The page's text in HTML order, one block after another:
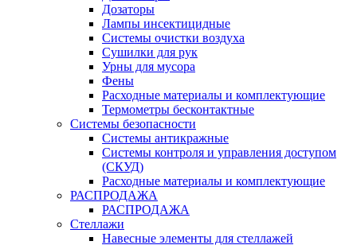
Дозаторы
Лампы инсектицидные
Системы очистки воздуха
Сушилки для рук
Урны для мусора
Фены
Расходные материалы и комплектующие
Термометры бесконтактные
Системы безопасности
Системы антикражные
Системы контроля и управления доступом
(СКУД)
Расходные материалы и комплектующие
РАСПРОДАЖА
РАСПРОДАЖА
Стеллажи
Навесные элементы для стеллажей